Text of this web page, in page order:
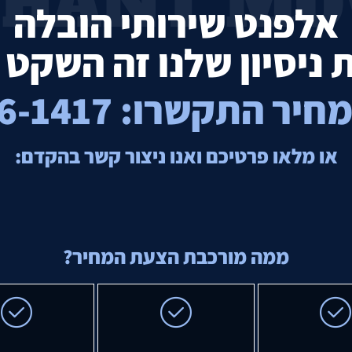
אלפנט שירותי הובלה
074-766-1417
או מלאו פרטיכם ואנו ניצור קשר בהקדם:
ממה מורכבת הצעת המחיר?